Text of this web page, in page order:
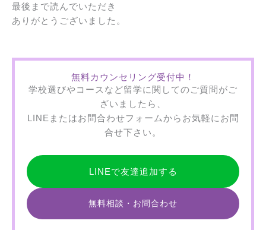
最後まで読んでいただき
ありがとうございました。
無料カウンセリング受付中！
学校選びやコースなど留学に関してのご質問がご
ざいましたら、
LINEまたはお問合わせフォームからお気軽にお問
合せ下さい。
LINEで友達追加する
無料相談・お問合わせ